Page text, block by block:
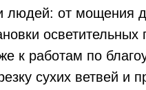
людей: от мощения
к работам по
сухих ветвей и